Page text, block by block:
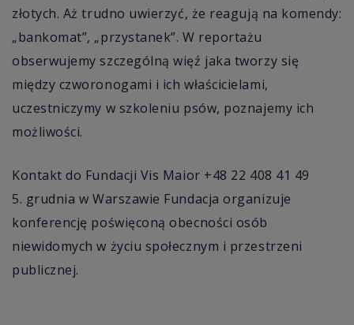
złotych. Aż trudno uwierzyć, że reagują na komendy:
„bankomat”, „przystanek”. W reportażu
obserwujemy szczególną więź jaka tworzy się
między czworonogami i ich właścicielami,
uczestniczymy w szkoleniu psów, poznajemy ich
możliwości.
Kontakt do Fundacji Vis Maior +48 22 408 41 49
5. grudnia w Warszawie Fundacja organizuje
konferencję poświęconą obecności osób
niewidomych w życiu społecznym i przestrzeni
publicznej.